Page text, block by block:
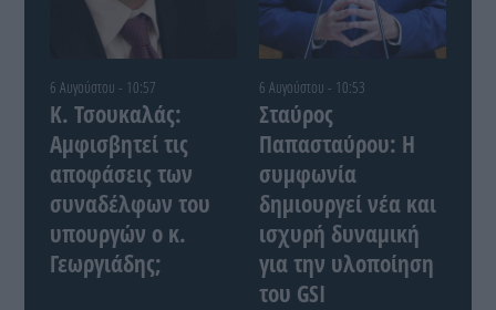
6 Αυγούστου - 10:57
Κ. Τσουκαλάς:
Αμφισβητεί τις
αποφάσεις των
συναδέλφων του
υπουργών ο κ.
Γεωργιάδης;
6 Αυγούστου - 10:53
Σταύρος
Παπασταύρου: Η
συμφωνία
δημιουργεί νέα και
ισχυρή δυναμική
για την υλοποίηση
του GSI